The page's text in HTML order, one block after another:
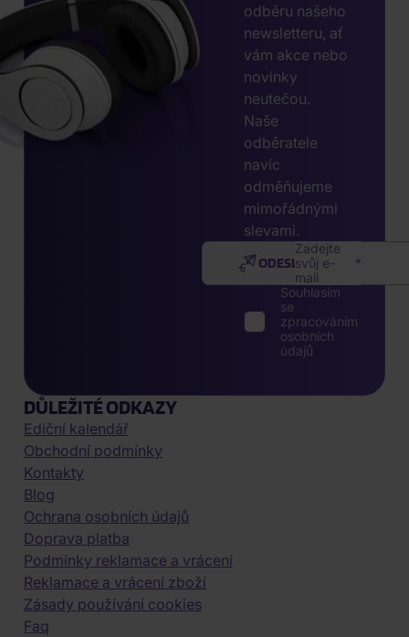
odběru našeho
newsletteru, ať
vám akce nebo
novinky
neutečou.
Naše
odběratele
navíc
odměňujeme
mimořádnými
slevami.
Zadejte
svůj e-
mail
ODESLAT
Souhlasím
se
zpracováním
osobních
údajů
DŮLEŽITÉ ODKAZY
Ediční kalendář
Obchodní podmínky
Kontakty
Blog
Ochrana osobních údajů
Doprava platba
Podmínky reklamace a vrácení
Reklamace a vrácení zboží
Zásady používání cookies
Faq